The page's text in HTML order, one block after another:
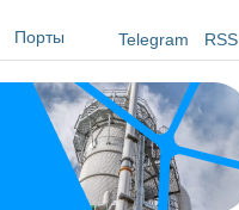
Порты Telegram RSS